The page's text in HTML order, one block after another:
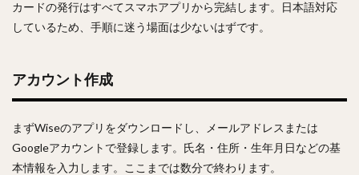
カードの発行はすべてスマホアプリから完結します。日本語対応
しているため、手順に迷う場面は少ないはずです。
アカウント作成
まずWiseのアプリをダウンロードし、メールアドレスまたは
Googleアカウントで登録します。氏名・住所・生年月日などの基
本情報を入力します。ここまでは数分で終わります。